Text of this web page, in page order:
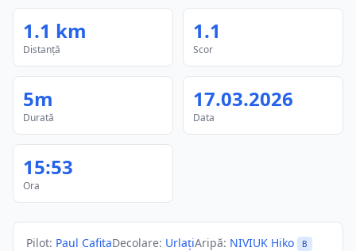
1.1 km
Distanță
1.1
Scor
5m
Durată
17.03.2026
Data
15:53
Ora
Pilot: Paul CafitaDecolare: UrlațiAripă: NIVIUK Hiko B